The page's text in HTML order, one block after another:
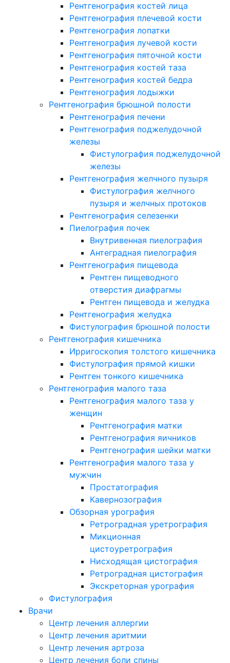
Рентгенография костей лица
Рентгенография плечевой кости
Рентгенография лопатки
Рентгенография лучевой кости
Рентгенография пяточной кости
Рентгенография костей таза
Рентгенография костей бедра
Рентгенография лодыжки
Рентгенография брюшной полости
Рентгенография печени
Рентгенография поджелудочной
железы
Фистулография поджелудочной
железы
Рентгенография желчного пузыря
Фистулография желчного
пузыря и желчных протоков
Рентгенография селезенки
Пиелография почек
Внутривенная пиелография
Антеградная пиелография
Рентгенография пищевода
Рентген пищеводного
отверстия диафрагмы
Рентген пищевода и желудка
Рентгенография желудка
Фистулография брюшной полости
Рентгенография кишечника
Ирригоскопия толстого кишечника
Фистулография прямой кишки
Рентген тонкого кишечника
Рентгенография малого таза
Рентгенография малого таза у
женщин
Рентгенография матки
Рентгенография яичников
Рентгенография шейки матки
Рентгенография малого таза у
мужчин
Простатография
Кавернозография
Обзорная урография
Ретроградная уретрография
Микционная
цистоуретрография
Нисходящая цистография
Ретроградная цистография
Экскреторная урография
Фистулография
Врачи
Центр лечения аллергии
Центр лечения аритмии
Центр лечения артроза
Центр лечения боли спины